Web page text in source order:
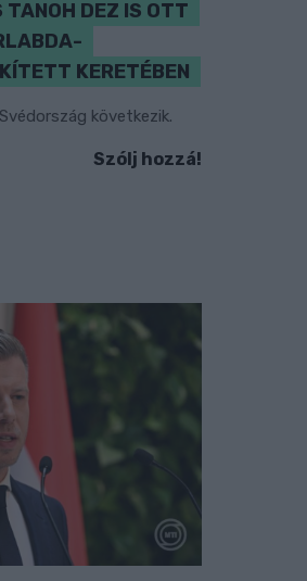
DEZ IS OTT
KERETÉBEN
következik.
Szólj hozzá!